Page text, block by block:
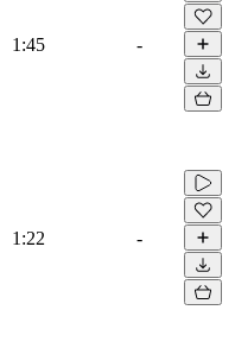
1:45 -
1:22 -